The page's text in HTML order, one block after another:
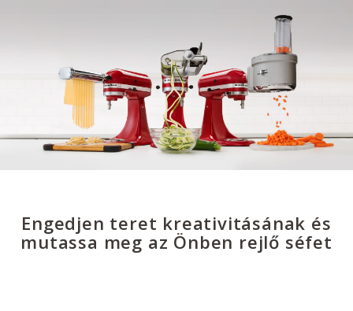
Engedjen teret kreativitásának és
mutassa meg az Önben rejlő séfet